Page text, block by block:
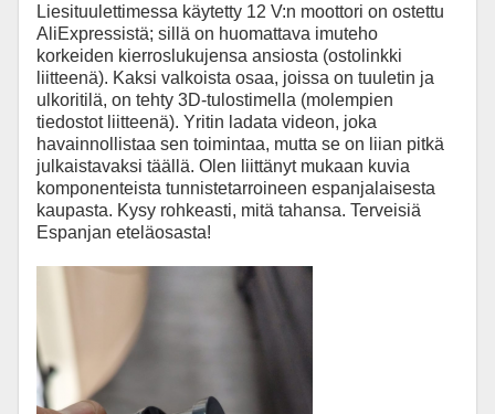
Liesituulettimessa käytetty 12 V:n moottori on ostettu
AliExpressistä; sillä on huomattava imuteho
korkeiden kierroslukujensa ansiosta (ostolinkki
liitteenä). Kaksi valkoista osaa, joissa on tuuletin ja
ulkoritilä, on tehty 3D-tulostimella (molempien
tiedostot liitteenä). Yritin ladata videon, joka
havainnollistaa sen toimintaa, mutta se on liian pitkä
julkaistavaksi täällä. Olen liittänyt mukaan kuvia
komponenteista tunnistetarroineen espanjalaisesta
kaupasta. Kysy rohkeasti, mitä tahansa. Terveisiä
Espanjan eteläosasta!